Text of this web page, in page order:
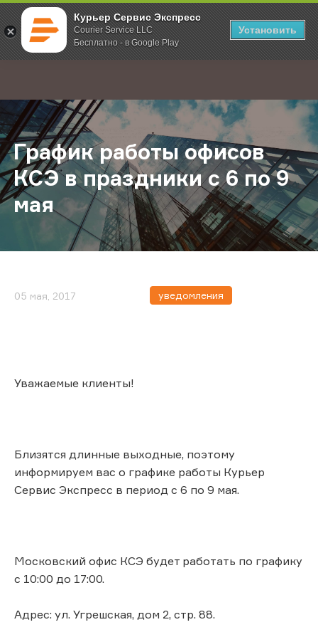
Курьер Сервис Экспресс
Courier Service LLC
Бесплатно - в Google Play
Установить
; Главная О компании Новости График работы офисов КСЭ в
График работы офисов
КСЭ в праздники с 6 по 9
мая
05 мая, 2017 уведомления
Уважаемые клиенты!
Близятся длинные выходные, поэтому
информируем вас о графике работы Курьер
Сервис Экспресс в период с 6 по 9 мая.
Московский офис КСЭ будет работать по графику
с 10:00 до 17:00.
Адрес: ул. Угрешская, дом 2, стр. 88.